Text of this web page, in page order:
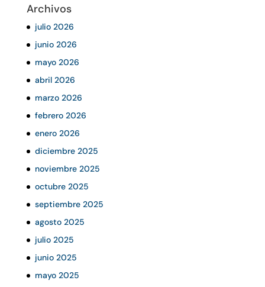
Archivos
julio 2026
junio 2026
mayo 2026
abril 2026
marzo 2026
febrero 2026
enero 2026
diciembre 2025
noviembre 2025
octubre 2025
septiembre 2025
agosto 2025
julio 2025
junio 2025
mayo 2025